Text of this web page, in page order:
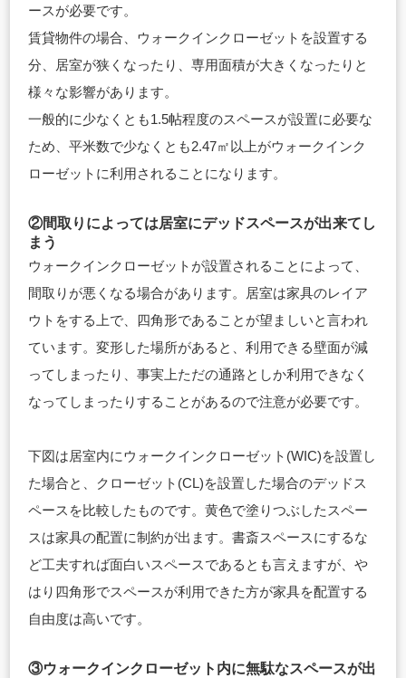
ースが必要です。
賃貸物件の場合、ウォークインクローゼットを設置する
分、居室が狭くなったり、専用面積が大きくなったりと
様々な影響があります。
一般的に少なくとも1.5帖程度のスペースが設置に必要な
ため、平米数で少なくとも2.47㎡以上がウォークインク
ローゼットに利用されることになります。
②間取りによっては居室にデッドスペースが出来てし
まう
ウォークインクローゼットが設置されることによって、
間取りが悪くなる場合があります。居室は家具のレイア
ウトをする上で、四角形であることが望ましいと言われ
ています。変形した場所があると、利用できる壁面が減
ってしまったり、事実上ただの通路としか利用できなく
なってしまったりすることがあるので注意が必要です。
下図は居室内にウォークインクローゼット(WIC)を設置し
た場合と、クローゼット(CL)を設置した場合のデッドス
ペースを比較したものです。黄色で塗りつぶしたスペー
スは家具の配置に制約が出ます。書斎スペースにするな
ど工夫すれば面白いスペースであるとも言えますが、や
はり四角形でスペースが利用できた方が家具を配置する
自由度は高いです。
③ウォークインクローゼット内に無駄なスペースが出